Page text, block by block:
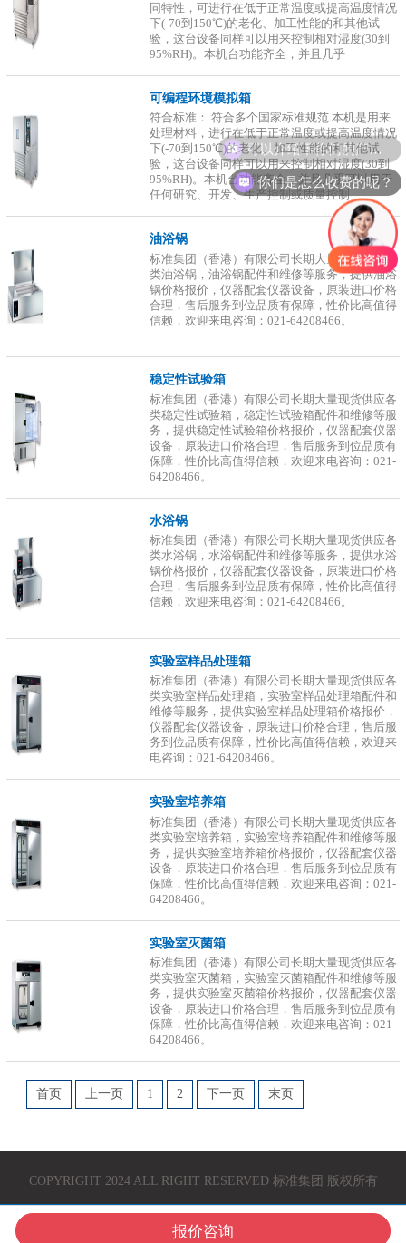
同特性，可进行在低于正常温度或提高温度情况
下(-70到150℃)的老化、加工性能的和其他试
验，这台设备同样可以用来控制相对湿度(30到
95%RH)。本机台功能齐全，并且几乎
可编程环境模拟箱
符合标准： 符合多个国家标准规范 本机是用来
处理材料，进行在低于正常温度或提高温度情况
下(-70到150℃)的老化、加工性能的和其他试
验，这台设备同样可以用来控制相对湿度(30到
95%RH)。本机台功能齐全，并且几乎可以用于
任何研究、开发、生产控制或质量控制
油浴锅
标准集团（香港）有限公司长期大量现货供应各
类油浴锅，油浴锅配件和维修等服务，提供油浴
锅价格报价，仪器配套仪器设备，原装进口价格
合理，售后服务到位品质有保障，性价比高值得
信赖，欢迎来电咨询：021-64208466。
稳定性试验箱
标准集团（香港）有限公司长期大量现货供应各
类稳定性试验箱，稳定性试验箱配件和维修等服
务，提供稳定性试验箱价格报价，仪器配套仪器
设备，原装进口价格合理，售后服务到位品质有
保障，性价比高值得信赖，欢迎来电咨询：021-
64208466。
水浴锅
标准集团（香港）有限公司长期大量现货供应各
类水浴锅，水浴锅配件和维修等服务，提供水浴
锅价格报价，仪器配套仪器设备，原装进口价格
合理，售后服务到位品质有保障，性价比高值得
信赖，欢迎来电咨询：021-64208466。
实验室样品处理箱
标准集团（香港）有限公司长期大量现货供应各
类实验室样品处理箱，实验室样品处理箱配件和
维修等服务，提供实验室样品处理箱价格报价，
仪器配套仪器设备，原装进口价格合理，售后服
务到位品质有保障，性价比高值得信赖，欢迎来
电咨询：021-64208466。
实验室培养箱
标准集团（香港）有限公司长期大量现货供应各
类实验室培养箱，实验室培养箱配件和维修等服
务，提供实验室培养箱价格报价，仪器配套仪器
设备，原装进口价格合理，售后服务到位品质有
保障，性价比高值得信赖，欢迎来电咨询：021-
64208466。
实验室灭菌箱
标准集团（香港）有限公司长期大量现货供应各
类实验室灭菌箱，实验室灭菌箱配件和维修等服
务，提供实验室灭菌箱价格报价，仪器配套仪器
设备，原装进口价格合理，售后服务到位品质有
保障，性价比高值得信赖，欢迎来电咨询：021-
64208466。
首页 上一页 1 2 下一页 末页
COPYRIGHT 2024 ALL RIGHT RESERVED 标准集团 版权所有
可以介绍下你们的产品么？
你们是怎么收费的呢？
报价咨询